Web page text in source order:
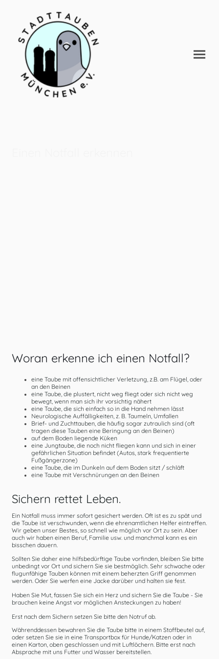
Woran erkenne ich einen Notfall?
eine Taube mit offensichtlicher Verletzung, z.B. am Flügel, oder
an den Beinen
eine Taube, die plustert, nicht weg fliegt oder sich nicht weg
bewegt, wenn man sich ihr vorsichtig nähert
eine Taube, die sich einfach so in die Hand nehmen lässt
Neurologische Auffälligkeiten, z. B. Taumeln, Umfallen
Brief- und Zuchttauben, die häufig sogar zutraulich sind (oft
tragen diese Tauben eine Beringung an den Beinen)
auf dem Boden liegende Küken
eine Jungtaube, die noch nicht fliegen kann und sich in einer
gefährlichen Situation befindet (Autos, stark frequentierte
Fußgängerzone)
eine Taube, die im Dunkeln auf dem Boden sitzt / schläft
eine Taube mit Verschnürungen an den Beinen
Sichern rettet Leben.
Ein Notfall muss immer sofort gesichert werden. Oft ist es zu spät und
die Taube ist verschwunden, wenn die ehrenamtlichen Helfer eintreffen.
Wir geben unser Bestes, so schnell wie möglich vor Ort zu sein. Aber
auch wir haben einen Beruf, Familie usw. und manchmal kann es ein
bisschen dauern.
Sollten Sie daher eine hilfsbedürftige Taube vorfinden, bleiben Sie bitte
unbedingt vor Ort und sichern Sie sie bestmöglich. Sehr schwache oder
flugunfähige Tauben können mit einem beherzten Griff genommen
werden. Oder Sie werfen eine Jacke darüber und halten sie fest.
Haben Sie Mut, fassen Sie sich ein Herz und sichern Sie die Taube - Sie
brauchen keine Angst vor möglichen Ansteckungen zu haben!
Erst nach dem Sichern setzen Sie bitte den Notruf ab.
Währenddessen bewahren Sie die Taube bitte in einem Stoffbeutel auf,
oder setzen Sie sie in eine Transportbox für Hunde/Katzen oder in
einen Karton, oben geschlossen und mit Luftlöchern. Bitte erst nach
Absprache mit uns Futter und Wasser bereitstellen.